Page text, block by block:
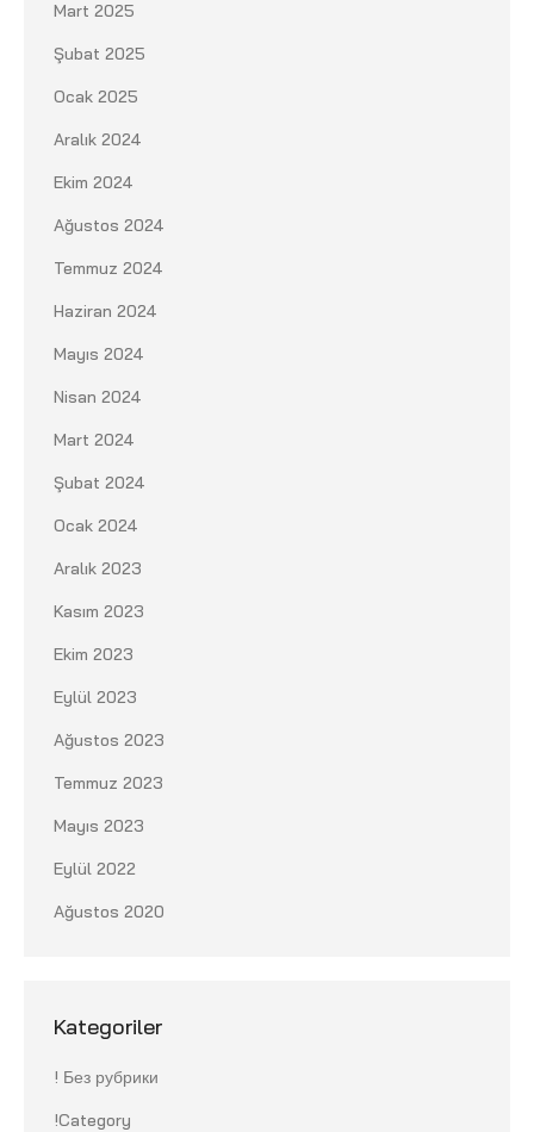
Mart 2025
Şubat 2025
Ocak 2025
Aralık 2024
Ekim 2024
Ağustos 2024
Temmuz 2024
Haziran 2024
Mayıs 2024
Nisan 2024
Mart 2024
Şubat 2024
Ocak 2024
Aralık 2023
Kasım 2023
Ekim 2023
Eylül 2023
Ağustos 2023
Temmuz 2023
Mayıs 2023
Eylül 2022
Ağustos 2020
Kategoriler
! Без рубрики
!Category